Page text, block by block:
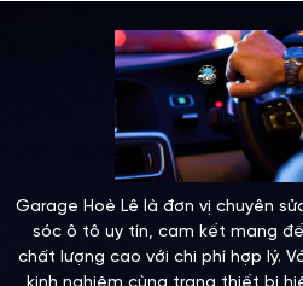
Garage Hoè Lê là đơn vị chuyên
sóc ô tô uy tín, cam kết mang